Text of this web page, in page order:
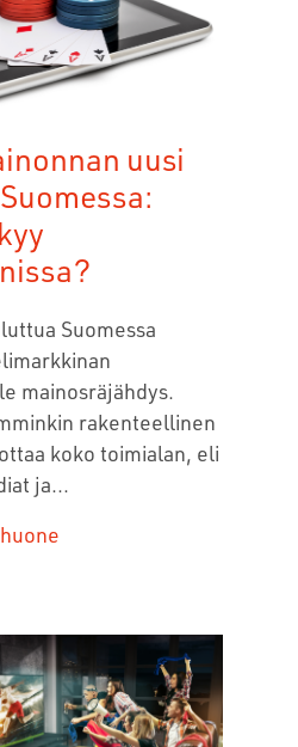
uusi
Suomessa
mainosräjähdys.
rakenteellinen
koko toimialan, eli
ja...